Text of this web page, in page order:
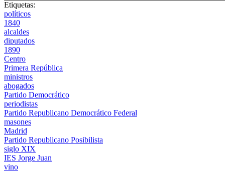
Etiquetas:
políticos
1840
alcaldes
diputados
1890
Centro
Primera República
ministros
abogados
Partido Democrático
periodistas
Partido Republicano Democrático Federal
masones
Madrid
Partido Republicano Posibilista
siglo XIX
IES Jorge Juan
vino